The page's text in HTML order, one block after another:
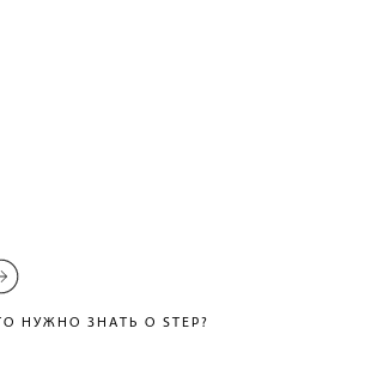
НУЖНО ЗНАТЬ О STEP?